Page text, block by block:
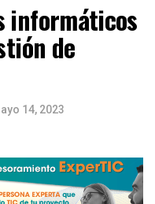
informáticos
de
14, 2023